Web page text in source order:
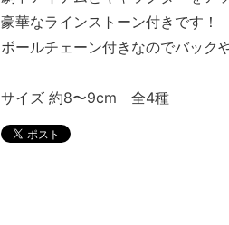
豪華なラインストーン付きです！
ボールチェーン付きなのでバック
サイズ 約8〜9cm 全4種